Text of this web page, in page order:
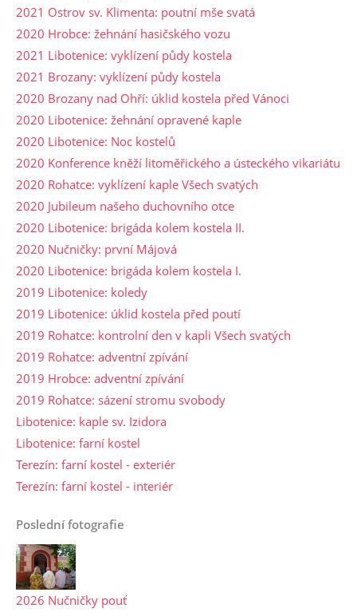
2021 Ostrov sv. Klimenta: poutní mše svatá
2020 Hrobce: žehnání hasičského vozu
2021 Libotenice: vyklízení půdy kostela
2021 Brozany: vyklízení půdy kostela
2020 Brozany nad Ohří: úklid kostela před Vánoci
2020 Libotenice: žehnání opravené kaple
2020 Libotenice: Noc kostelů
2020 Konference kněží litoměřického a ústeckého vikariátu
2020 Rohatce: vyklízení kaple Všech svatých
2020 Jubileum našeho duchovního otce
2020 Libotenice: brigáda kolem kostela II.
2020 Nučničky: první Májová
2020 Libotenice: brigáda kolem kostela I.
2019 Libotenice: koledy
2019 Libotenice: úklid kostela před poutí
2019 Rohatce: kontrolní den v kapli Všech svatých
2019 Rohatce: adventní zpívání
2019 Hrobce: adventní zpívání
2019 Rohatce: sázení stromu svobody
Libotenice: kaple sv. Izidora
Libotenice: farní kostel
Terezín: farní kostel - exteriér
Terezín: farní kostel - interiér
Poslední fotografie
2026 Nučničky pouť